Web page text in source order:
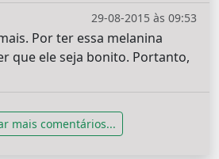
29-08-2015 às 09:53
Por ter essa melanina
que ele seja bonito. Portanto,
mais comentários...